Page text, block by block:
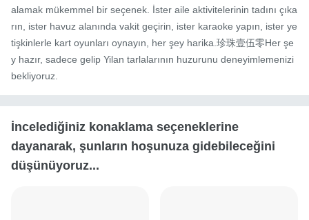
alamak mükemmel bir seçenek. İster aile aktivitelerinin tadını çıka
rın, ister havuz alanında vakit geçirin, ister karaoke yapın, ister ye
tişkinlerle kart oyunları oynayın, her şey harika.珍珠壹伍零Her şe
y hazır, sadece gelip Yilan tarlalarının huzurunu deneyimlemenizi
bekliyoruz.
İncelediğiniz konaklama seçeneklerine
dayanarak, şunların hoşunuza gidebileceğini
düşünüyoruz...